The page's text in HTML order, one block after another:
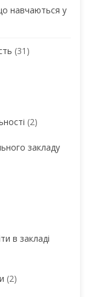
навчаються у
(31)
(2)
закладу
в закладі
(2)